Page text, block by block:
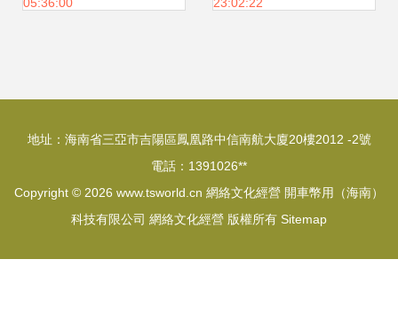
地址：海南省三亞市吉陽區鳳凰路中信南航大廈20樓2012 -2號
電話：1391026**
Copyright © 2026 www.tsworld.cn 網絡文化經營 開車幣用（海南）
科技有限公司 網絡文化經營 版權所有 Sitemap